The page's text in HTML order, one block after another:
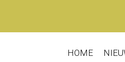
HOME